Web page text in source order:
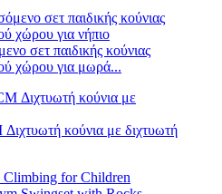
σετ παιδικής κούνιας
χώρου για μωρά...
κούνια με διχτυωτή